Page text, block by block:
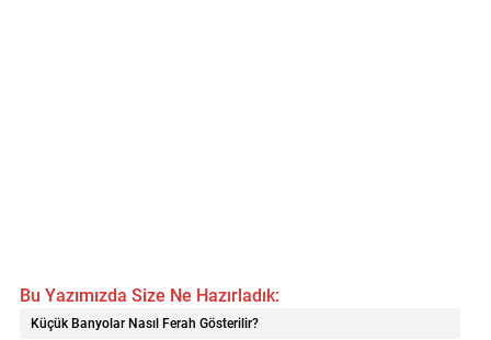
Bu Yazımızda Size Ne Hazırladık:
Küçük Banyolar Nasıl Ferah Gösterilir?